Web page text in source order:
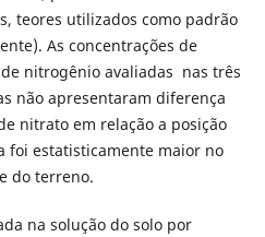
teores utilizados como padrão
As concentrações de
nitrogênio avaliadas nas três
não apresentaram diferença
nitrato em relação a posição
foi estatisticamente maior no
do terreno.
na solução do solo por